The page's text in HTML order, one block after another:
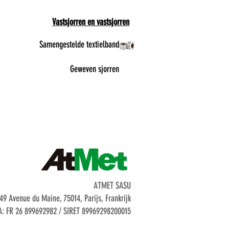
Vastsjorren en vastsjorren
Samengestelde textielband
Geweven sjorren
ATMET SASU
Avenue du Maine, 75014, Parijs, Frankrijk
FR 26 899692982 / SIRET 89969298200015